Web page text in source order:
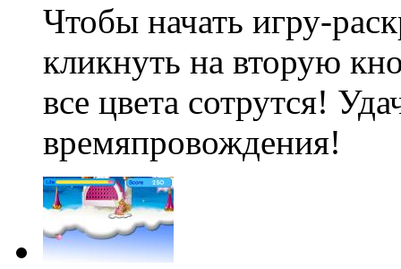
Чтобы начать игру-
кликнуть на вторую
все цвета сотрутся!
времяпровождения!